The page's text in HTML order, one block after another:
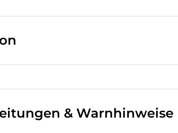
& Warnhinweise